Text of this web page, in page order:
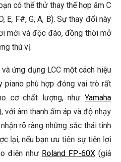
có thể thử thay thế hợp âm C
E, F#, G, A, B). Sự thay đổi này
mới và độc đáo, đồng thời mở
thú vị.
ứng dụng LCC một cách hiệu
piano phù hợp đóng vai trò rất
cơ chất lượng, như Yamaha
với âm thanh ấm áp và độ nhạy
rõ ràng những sắc thái tinh
lại, nếu bạn ưu tiên sự tiện lợi
điện như Roland FP-60X(giá